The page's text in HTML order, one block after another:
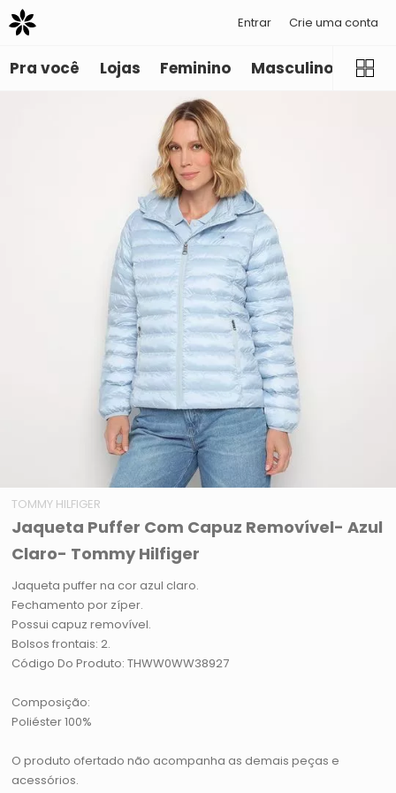
Entrar Crie uma conta
Pra você Lojas Feminino Masculino
TOMMY HILFIGER
Jaqueta Puffer Com Capuz Removível- Azul
Claro- Tommy Hilfiger
Jaqueta puffer na cor azul claro.
Fechamento por zíper.
Possui capuz removível.
Bolsos frontais: 2.
Código Do Produto: THWW0WW38927
Composição:
Poliéster 100%
O produto ofertado não acompanha as demais peças e
acessórios.